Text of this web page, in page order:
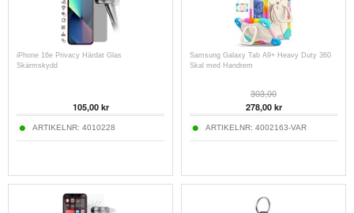
iPhone 16e Privacy Härdat Glas
Skärmskydd
105,00 kr
ARTIKELNR: 4010228
Samsung Galaxy Tab A9+ Heavy Duty 360
Skal med Handrem
303,00
278,00 kr
ARTIKELNR: 4002163-VAR